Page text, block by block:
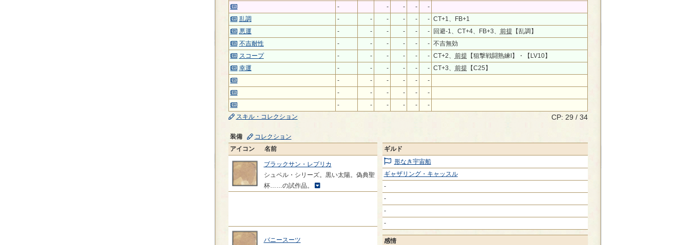
-
- - -
-
乱調
- - - - - - CT+1、FB+1
悪運
- - - - - - 回避-1、CT+4、FB+3、 前提 【乱調】
不吉耐性
- - - - - - 不吉無効
スコープ
- - - - - - CT+2、 前提 【狙撃戦闘熟練I】・【LV10】
幸運
- - - - - - CT+3、 前提 【C25】
-
- - - -
-
-
- - - -
-
-
- - - -
-
スキル・コレクション
CP: 29 / 34
装備
コレクション
アイコン
名前
ブラックサン・レプリカ
シュペル・シリーズ。黒い太陽。偽典聖
杯……の試作品。
バニースーツ
ギルド
形なき宇宙船
ギャザリング・キャッスル
-
-
-
-
感情